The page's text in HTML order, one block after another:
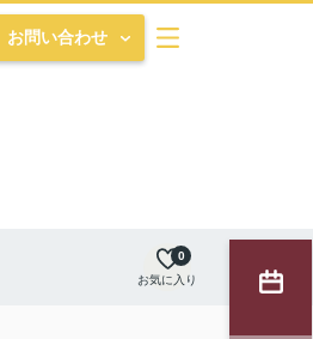
お問い合わせ
お気に入り
0